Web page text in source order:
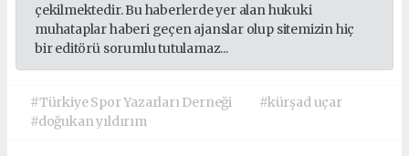
çekilmektedir. Bu haberlerde yer alan hukuki
muhataplar haberi geçen ajanslar olup sitemizin hiç
bir editörü sorumlu tutulamaz...
#Türkiye Spor Yazarları Derneği
#kürşad uçar
#doğukan yıldırım